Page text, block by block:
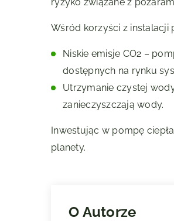
Wśród korzyści z instalacji
Niskie emisje CO2 –
dostępnych na rynku
Utrzymanie czystej
zanieczyszczają wody.
Inwestując w pompę
planety.
O Autorze